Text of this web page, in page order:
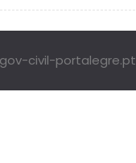
gov-civil-portalegre.pt